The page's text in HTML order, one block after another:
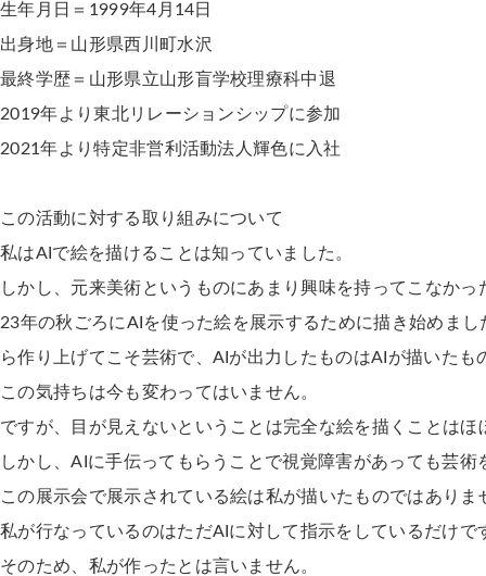
生年月日＝1999年4月14日
出身地＝山形県西川町水沢
最終学歴＝山形県立山形盲学校理療科中退
2019年より東北リレーションシップに参加
2021年より特定非営利活動法人輝色に入社
この活動に対する取り組みについて
私はAIで絵を描けることは知っていました。
しかし、元来美術というものにあまり興味を持ってこなか
23年の秋ごろにAIを使った絵を展示するために描き始めま
ら作り上げてこそ芸術で、AIが出力したものはAIが描いた
この気持ちは今も変わってはいません。
ですが、目が見えないということは完全な絵を描くことはほ
しかし、AIに手伝ってもらうことで視覚障害があっても芸
この展示会で展示されている絵は私が描いたものではあり
私が行なっているのはただAIに対して指示をしているだけで
そのため、私が作ったとは言いません。